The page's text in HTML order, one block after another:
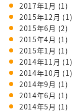
2017年1月 (1)
2015年12月 (1)
2015年6月 (2)
2015年4月 (1)
2015年1月 (1)
2014年11月 (1)
2014年10月 (1)
2014年9月 (1)
2014年6月 (1)
2014年5月 (1)